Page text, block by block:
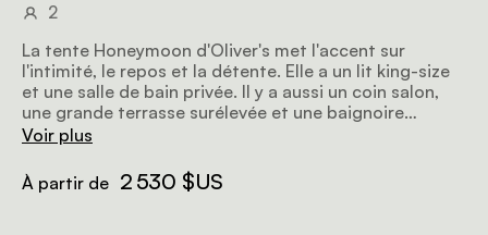
2
La tente Honeymoon d'Oliver's met l'accent sur
l'intimité, le repos et la détente. Elle a un lit king-size
et une salle de bain privée. Il y a aussi un coin salon,
une grande terrasse surélevée et une baignoire
extérieure. La baignoire extérieure donne sur le
Voir plus
À partir de 2 530 $US